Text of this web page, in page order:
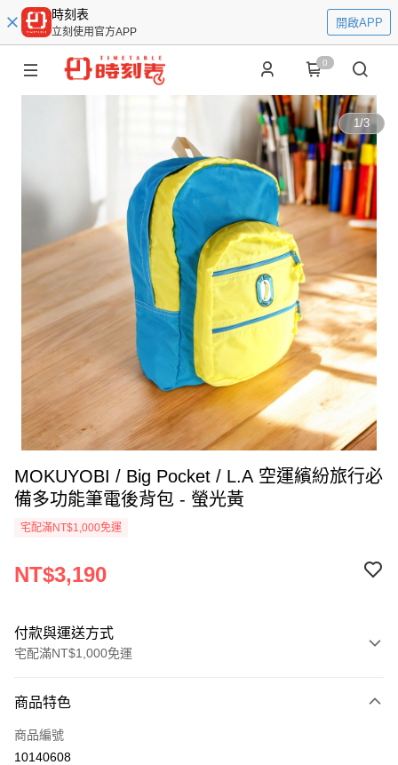
時刻表
立刻使用官方APP
開啟APP
0
1/3
MOKUYOBI / Big Pocket / L.A 空運繽紛旅行必
備多功能筆電後背包 - 螢光黃
宅配滿NT$1,000免運
NT$3,190
付款與運送方式
宅配滿NT$1,000免運
信用卡一次付款
LINE Pay
商品特色
商品編號
10140608